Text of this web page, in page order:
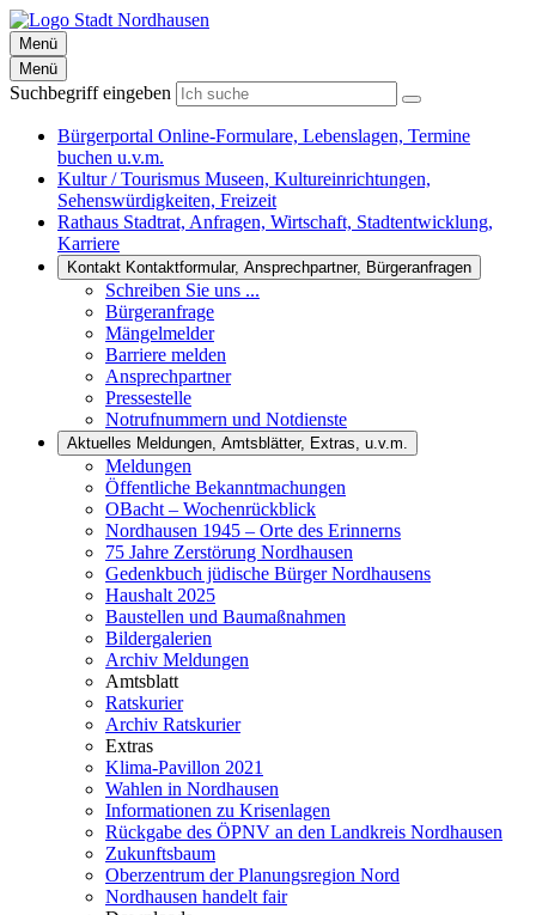
Menü
Menü
Suchbegriff eingeben
Bürgerportal Online-Formulare, Lebenslagen, Termine
buchen u.v.m.
Kultur / Tourismus Museen, Kultureinrichtungen,
Sehenswürdigkeiten, Freizeit
Rathaus Stadtrat, Anfragen, Wirtschaft, Stadtentwicklung,
Karriere
Kontakt Kontaktformular, Ansprechpartner, Bürgeranfragen
Schreiben Sie uns ...
Bürgeranfrage
Mängelmelder
Barriere melden
Ansprechpartner
Pressestelle
Notrufnummern und Notdienste
Aktuelles Meldungen, Amtsblätter, Extras, u.v.m.
Meldungen
Öffentliche Bekanntmachungen
OBacht – Wochenrückblick
Nordhausen 1945 – Orte des Erinnerns
75 Jahre Zerstörung Nordhausen
Gedenkbuch jüdische Bürger Nordhausens
Haushalt 2025
Baustellen und Baumaßnahmen
Bildergalerien
Archiv Meldungen
Amtsblatt
Ratskurier
Archiv Ratskurier
Extras
Klima-Pavillon 2021
Wahlen in Nordhausen
Informationen zu Krisenlagen
Rückgabe des ÖPNV an den Landkreis Nordhausen
Zukunftsbaum
Oberzentrum der Planungsregion Nord
Nordhausen handelt fair